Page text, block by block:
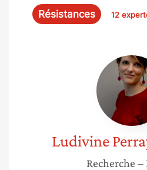
Résistances 12
Ludivine
Recherche –